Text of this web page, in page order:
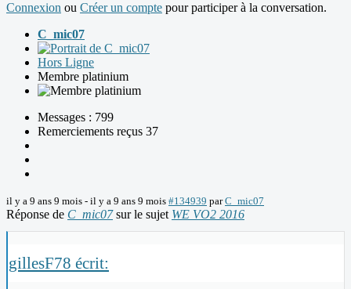
Connexion ou Créer un compte pour participer à la conversation.
C_mic07
Hors Ligne
Membre platinium
Messages : 799
Remerciements reçus 37
il y a 9 ans 9 mois - il y a 9 ans 9 mois #134939 parC_mic07
Réponse de C_mic07sur le sujet WE VO2 2016
gillesF78 écrit: